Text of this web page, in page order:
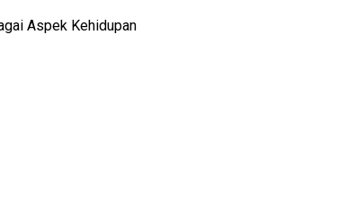
Aspek Kehidupan